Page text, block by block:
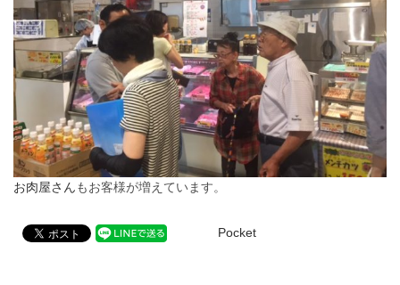
お肉屋さんもお客様が増えています。
Pocket